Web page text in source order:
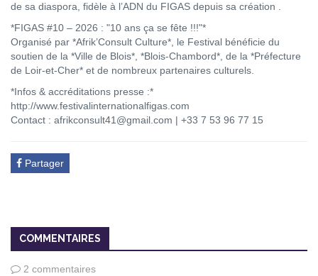
de sa diaspora, fidèle à l’ADN du FIGAS depuis sa création .
*FIGAS #10 – 2026 : "10 ans ça se fête !!!"*
Organisé par *Afrik’Consult Culture*, le Festival bénéficie du
soutien de la *Ville de Blois*, *Blois-Chambord*, de la *Préfecture
de Loir-et-Cher* et de nombreux partenaires culturels.
*Infos & accréditations presse :*
http://www.festivalinternationalfigas.com
Contact : afrikconsult41@gmail.com | +33 7 53 96 77 15
Partager
COMMENTAIRES
2 commentaires